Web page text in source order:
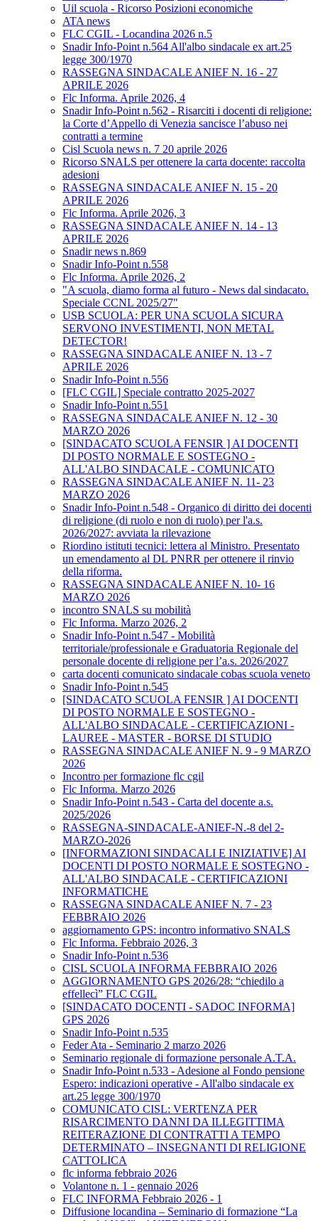
Uil scuola - Ricorso Posizioni economiche
ATA news
FLC CGIL - Locandina 2026 n.5
Snadir Info-Point n.564 All'albo sindacale ex art.25
legge 300/1970
RASSEGNA SINDACALE ANIEF N. 16 - 27
APRILE 2026
Flc Informa. Aprile 2026, 4
Snadir Info-Point n.562 - Risarciti i docenti di religione:
la Corte d’Appello di Venezia sancisce l’abuso nei
contratti a termine
Cisl Scuola news n. 7 20 aprile 2026
Ricorso SNALS per ottenere la carta docente: raccolta
adesioni
RASSEGNA SINDACALE ANIEF N. 15 - 20
APRILE 2026
Flc Informa. Aprile 2026, 3
RASSEGNA SINDACALE ANIEF N. 14 - 13
APRILE 2026
Snadir news n.869
Snadir Info-Point n.558
Flc Informa. Aprile 2026, 2
"A scuola, diamo forma al futuro - News dal sindacato.
Speciale CCNL 2025/27"
USB SCUOLA: PER UNA SCUOLA SICURA
SERVONO INVESTIMENTI, NON METAL
DETECTOR!
RASSEGNA SINDACALE ANIEF N. 13 - 7
APRILE 2026
Snadir Info-Point n.556
[FLC CGIL] Speciale contratto 2025-2027
Snadir Info-Point n.551
RASSEGNA SINDACALE ANIEF N. 12 - 30
MARZO 2026
[SINDACATO SCUOLA FENSIR ] AI DOCENTI
DI POSTO NORMALE E SOSTEGNO -
ALL'ALBO SINDACALE - COMUNICATO
RASSEGNA SINDACALE ANIEF N. 11- 23
MARZO 2026
Snadir Info-Point n.548 - Organico di diritto dei docenti
di religione (di ruolo e non di ruolo) per l'a.s.
2026/2027: avviata la rilevazione
Riordino istituti tecnici: lettera al Ministro. Presentato
un emendamento al DL PNRR per ottenere il rinvio
della riforma.
RASSEGNA SINDACALE ANIEF N. 10- 16
MARZO 2026
incontro SNALS su mobilità
Flc Informa. Marzo 2026, 2
Snadir Info-Point n.547 - Mobilità
territoriale/professionale e Graduatoria Regionale del
personale docente di religione per l’a.s. 2026/2027
carta docenti comunicato sindacale cobas scuola veneto
Snadir Info-Point n.545
[SINDACATO SCUOLA FENSIR ] AI DOCENTI
DI POSTO NORMALE E SOSTEGNO -
ALL'ALBO SINDACALE - CERTIFICAZIONI -
LAUREE - MASTER - BORSE DI STUDIO
RASSEGNA SINDACALE ANIEF N. 9 - 9 MARZO
2026
Incontro per formazione flc cgil
Flc Informa. Marzo 2026
Snadir Info-Point n.543 - Carta del docente a.s.
2025/2026
RASSEGNA-SINDACALE-ANIEF-N.-8 del 2-
MARZO-2026
[INFORMAZIONI SINDACALI E INIZIATIVE] AI
DOCENTI DI POSTO NORMALE E SOSTEGNO -
ALL'ALBO SINDACALE - CERTIFICAZIONI
INFORMATICHE
RASSEGNA SINDACALE ANIEF N. 7 - 23
FEBBRAIO 2026
aggiornamento GPS: incontro informativo SNALS
Flc Informa. Febbraio 2026, 3
Snadir Info-Point n.536
CISL SCUOLA INFORMA FEBBRAIO 2026
AGGIORNAMENTO GPS 2026/28: “chiedilo a
effellecì” FLC CGIL
[SINDACATO DOCENTI - SADOC INFORMA]
GPS 2026
Snadir Info-Point n.535
Feder Ata - Seminario 2 marzo 2026
Seminario regionale di formazione personale A.T.A.
Snadir Info-Point n.533 - Adesione al Fondo pensione
Espero: indicazioni operative - All'albo sindacale ex
art.25 legge 300/1970
COMUNICATO CISL: VERTENZA PER
RISARCIMENTO DANNI DA ILLEGITTIMA
REITERAZIONE DI CONTRATTI A TEMPO
DETERMINATO – INSEGNANTI DI RELIGIONE
CATTOLICA
flc informa febbraio 2026
Volantone n. 1 - gennaio 2026
FLC INFORMA Febbraio 2026 - 1
Diffusione locandina – Seminario di formazione “La